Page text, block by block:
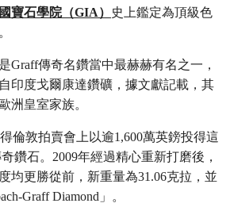
寶石學院（GIA）
史上鑑定為頂級色
Graff傳奇名鑽當中最赫赫有名之一，
印度戈爾康達鑽礦，據文獻記載，其
洲皇室家族。
倫敦拍賣會上以逾1,600萬英鎊投得這
鑽石。2009年經過精心重新打磨後，
均更勝從前，新重量為31.06克拉，並
Graff Diamond」。